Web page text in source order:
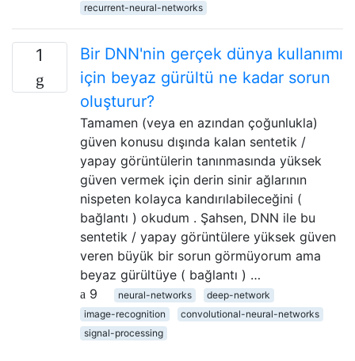
recurrent-neural-networks
1
Bir DNN'nin gerçek dünya kullanımı
için beyaz gürültü ne kadar sorun
oluşturur?
Tamamen (veya en azından çoğunlukla)
güven konusu dışında kalan sentetik /
yapay görüntülerin tanınmasında yüksek
güven vermek için derin sinir ağlarının
nispeten kolayca kandırılabileceğini (
bağlantı ) okudum . Şahsen, DNN ile bu
sentetik / yapay görüntülere yüksek güven
veren büyük bir sorun görmüyorum ama
beyaz gürültüye ( bağlantı ) …
9
neural-networks
deep-network
image-recognition
convolutional-neural-networks
signal-processing